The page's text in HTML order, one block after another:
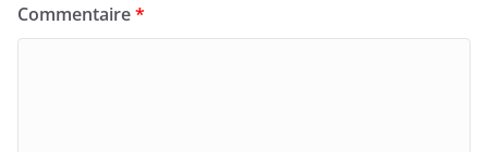
Commentaire*